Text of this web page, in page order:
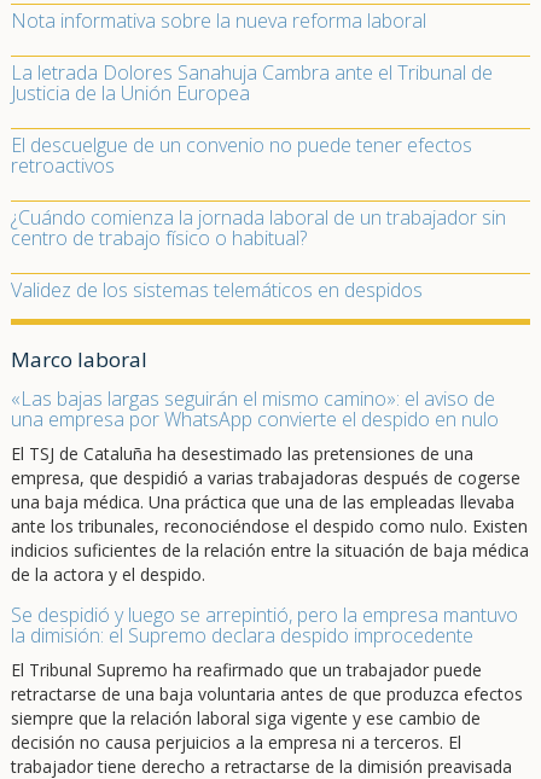
Nota informativa sobre la nueva reforma laboral
La letrada Dolores Sanahuja Cambra ante el Tribunal de
Justicia de la Unión Europea
El descuelgue de un convenio no puede tener efectos
retroactivos
¿Cuándo comienza la jornada laboral de un trabajador sin
centro de trabajo físico o habitual?
Validez de los sistemas telemáticos en despidos
Marco laboral
«Las bajas largas seguirán el mismo camino»: el aviso de
una empresa por WhatsApp convierte el despido en nulo
El TSJ de Cataluña ha desestimado las pretensiones de una
empresa, que despidió a varias trabajadoras después de cogerse
una baja médica. Una práctica que una de las empleadas llevaba
ante los tribunales, reconociéndose el despido como nulo. Existen
indicios suficientes de la relación entre la situación de baja médica
de la actora y el despido.
Se despidió y luego se arrepintió, pero la empresa mantuvo
la dimisión: el Supremo declara despido improcedente
El Tribunal Supremo ha reafirmado que un trabajador puede
retractarse de una baja voluntaria antes de que produzca efectos
siempre que la relación laboral siga vigente y ese cambio de
decisión no causa perjuicios a la empresa ni a terceros. El
trabajador tiene derecho a retractarse de la dimisión preavisada